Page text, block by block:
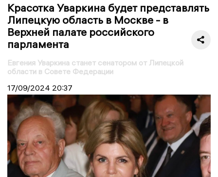
Красотка Уваркина будет представлять
Липецкую область в Москве - в
Верхней палате российского
парламента
Евгения Уваркина станет сенатором от Липецкой
области в Совете Федерации
17/09/2024 20:37